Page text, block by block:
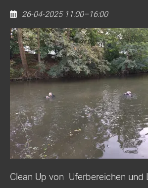
26-04-2025 11:00–16:00
Dive
Clean
Up
LEINE
WEDDIGENUFER
Clean Up von Uferbereichen und